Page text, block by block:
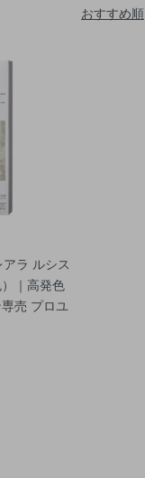
おすすめ順
ラ ルシス
｜高発色
売 プロユ